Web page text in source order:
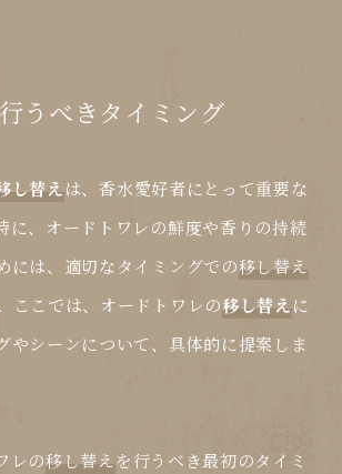
うべきタイミング
し替え は、香水愛好者にとって重要な
に、オードトワレの鮮度や香りの持続
には、適切なタイミングでの移し替え
ここでは、オードトワレの移し替え に
やシーンについて、具体的に提案しま
レの移し替え を行うべき最初のタイミ